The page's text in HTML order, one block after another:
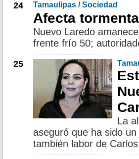
24 Tamaulipas / Sociedad
Afecta
Nuevo Laredo
frente frío 50;
25
La
aseguró que ha sido
también labor de